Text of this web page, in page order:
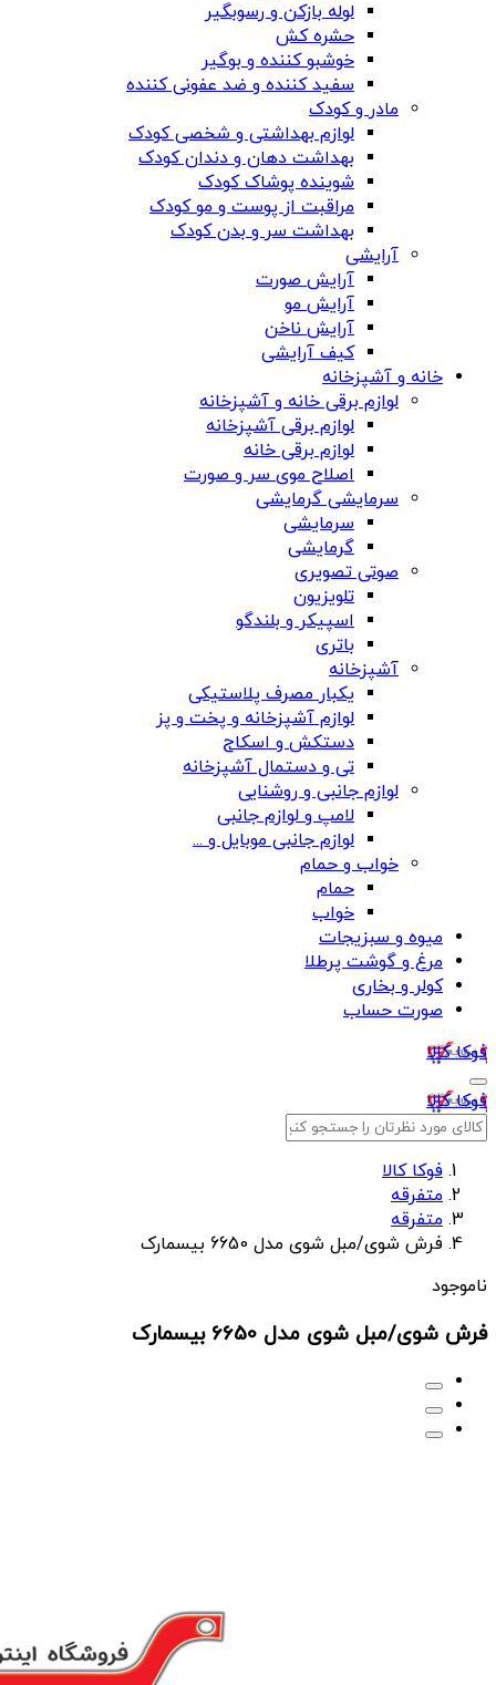
لوله بازکن و رسوبگیر
حشره کش
خوشبو کننده و بوگیر
سفید کننده و ضد عفونی کننده
مادر و کودک
لوازم بهداشتی و شخصی کودک
بهداشت دهان و دندان کودک
شوینده پوشاک کودک
مراقبت از پوست و مو کودک
بهداشت سر و بدن کودک
آرایشی
آرایش صورت
آرایش مو
آرایش ناخن
کیف آرایشی
خانه و آشپزخانه
لوازم برقی خانه و آشپزخانه
لوازم برقی آشپزخانه
لوازم برقی خانه
اصلاح موی سر و صورت
سرمایشی گرمایشی
سرمایشی
گرمایشی
صوتی تصویری
تلویزیون
اسپیکر و بلندگو
باتری
آشپزخانه
یکبار مصرف پلاستیکی
لوازم آشپزخانه و پخت و پز
دستکش و اسکاج
تی و دستمال آشپزخانه
لوازم جانبی و روشنایی
لامپ و لوازم جانبی
لوازم جانبی موبایل و ...
خواب و حمام
حمام
خواب
میوه و سبزیجات
مرغ و گوشت پرطلا
کولر و بخاری
صورت حساب
فوکا کالا
فوکا کالا
فوکا کالا
متفرقه
متفرقه
فرش شوی/مبل شوی مدل 6650 بیسمارک
ناموجود
فرش شوی/مبل شوی مدل 6650 بیسمارک